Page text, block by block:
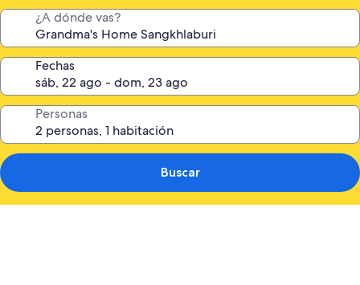
¿A dónde vas?
Fechas
Personas
Buscar